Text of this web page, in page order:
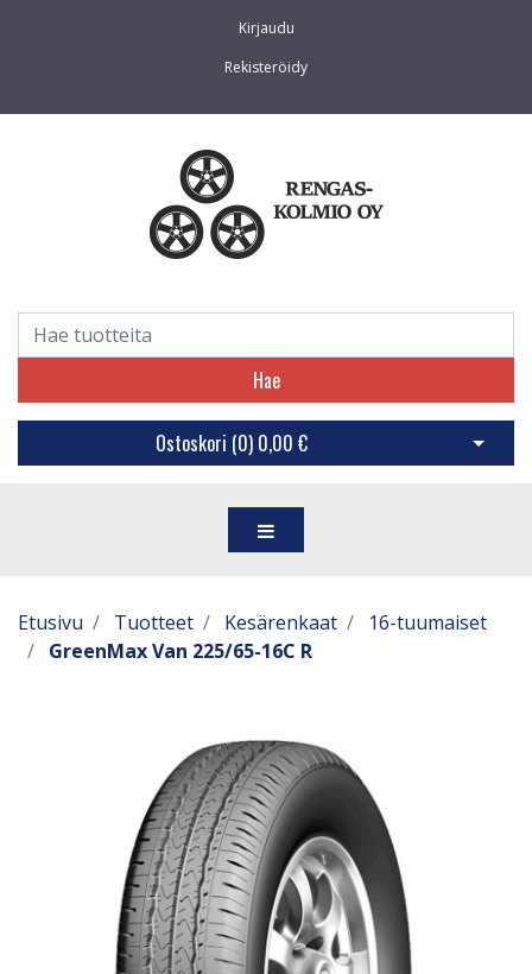
Kirjaudu
Rekisteröidy
Hae
Ostoskori (0) 0,00 € Avaa
Etusivu Tuotteet Kesärenkaat
16-tuumaiset
GreenMax Van 225/65-16C R